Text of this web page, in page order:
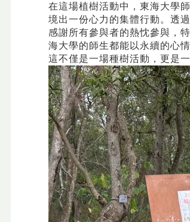
在這場植樹活動中，東海大學
境出一份心力的集體行動。透
感謝所有參與者的熱忱參與，
海大學的師生都能以永續的心
這不僅是一場種樹活動，更是